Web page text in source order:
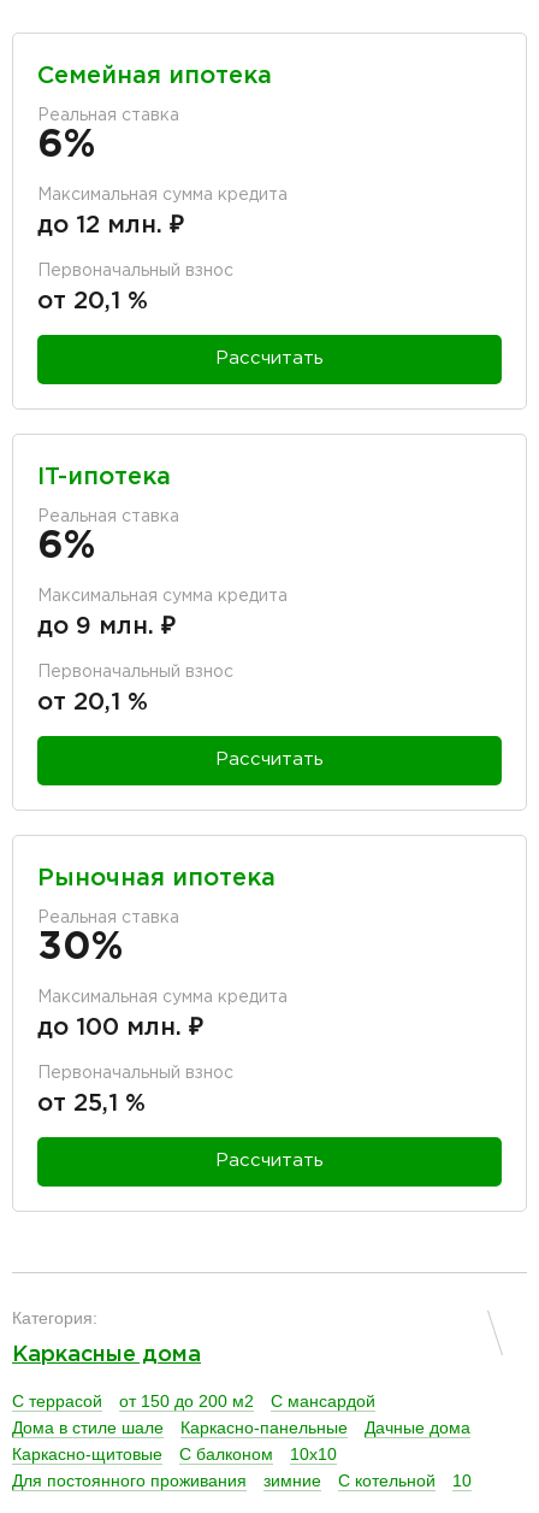
Семейная ипотека
Реальная ставка
6%
Максимальная сумма кредита
до 12 млн. ₽
Первоначальный взнос
от 20,1 %
Рассчитать
IT-ипотека
Реальная ставка
6%
Максимальная сумма кредита
до 9 млн. ₽
Первоначальный взнос
от 20,1 %
Рассчитать
Рыночная ипотека
Реальная ставка
30%
Максимальная сумма кредита
до 100 млн. ₽
Первоначальный взнос
от 25,1 %
Рассчитать
Категория:
Каркасные дома
С террасой от 150 до 200 м2
С мансардой
Дома в стиле шале
Каркасно-панельные
Дачные дома
Каркасно-щитовые
С балконом
10х10
Для постоянного проживания
зимние С котельной 10